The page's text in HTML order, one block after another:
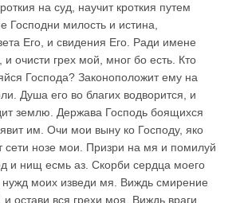
на суд, научит кроткия путем
Господни милость и истина,
Его, и свидения Его. Ради имене
и очисти грех мой, мног бо есть. Кто
Господа? Законоположит ему на
Душа его во благих водворится, и
землю. Держава Господь боящихся
явит им. Очи мои выну ко Господу, яко
сети нозе мои. Призри на мя и помилуй
и нищ есмь аз. Скорби сердца моего
моих изведи мя. Виждь смирение
остави вся грехи моя. Виждь враги